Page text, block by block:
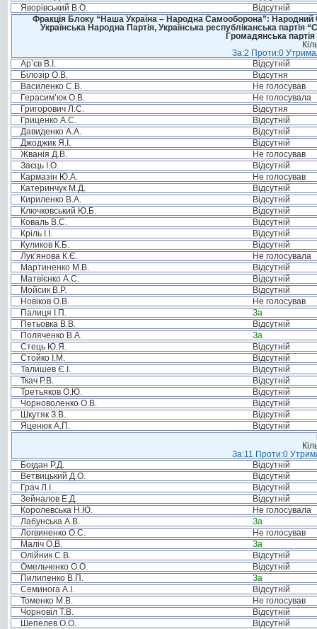
Яворівський В.О.
Відсутній
Фракція Блоку “Наша Україна – Народна Самооборона”: Народний
Українська Народна Партія, Українська республіканська
Громадянська
За:2 Проти:0
Ар’єв В.І.
Відсутній
Білозір О.В.
Відсутня
Василенко С.В.
Не голосував
Герасим’юк О.В.
Не голосувала
Григорович Л.С.
Відсутня
Гриценко А.С.
Відсутній
Давиденко А.А.
Відсутній
Джоджик Я.І.
Відсутній
Жванія Д.В.
Не голосував
Заєць І.О.
Відсутній
Кармазін Ю.А.
Не голосував
Катеринчук М.Д.
Відсутній
Кириленко В.А.
Відсутній
Ключковський Ю.Б.
Відсутній
Коваль В.С.
Відсутній
Кріль І.І.
Відсутній
Куликов К.Б.
Відсутній
Лук’янова К.Є.
Не голосувала
Мартиненко М.В.
Відсутній
Матвієнко А.С.
Відсутній
Мойсик В.Р.
Відсутній
Новіков О.В.
Не голосував
Палиця І.П.
За
Петьовка В.В.
Відсутній
Поляченко В.А.
За
Стець Ю.Я.
Відсутній
Стойко І.М.
Відсутній
Талишев Є.І.
Відсутній
Ткач Р.В.
Відсутній
Третьяков О.Ю.
Відсутній
Чорноволенко О.В.
Відсутній
Шкутяк З.В.
Відсутній
Яценюк А.П.
Відсутній
За:11 Проти:0
Богдан Р.Д.
Відсутній
Ветвицький Д.О.
Відсутній
Грач Л.І.
Відсутній
Зейналов Е.Д.
Відсутній
Королевська Н.Ю.
Не голосувала
Лабунська А.В.
За
Логвиненко О.С.
Не голосував
Маліч О.В.
За
Олійник С.В.
Відсутній
Омельченко О.О.
Відсутній
Пилипенко В.П.
За
Семинога А.І.
Відсутній
Томенко М.В.
Не голосував
Чорновіл Т.В.
Відсутній
Шепелев О.О.
Відсутній